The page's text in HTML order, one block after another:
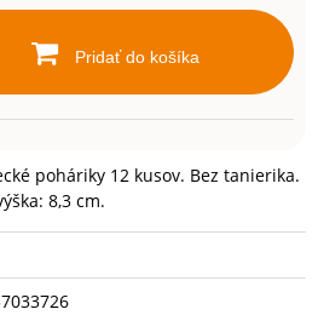
Pridať do košíka
poháriky 12 kusov. Bez tanierika.
8,3 cm.